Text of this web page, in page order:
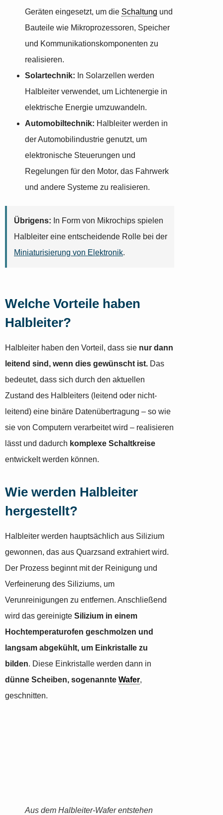
Geräten eingesetzt, um die Schaltung und
Bauteile wie Mikroprozessoren, Speicher
und Kommunikationskomponenten zu
realisieren.
Solartechnik: In Solarzellen werden
Halbleiter verwendet, um Lichtenergie in
elektrische Energie umzuwandeln.
Automobiltechnik: Halbleiter werden in
der Automobilindustrie genutzt, um
elektronische Steuerungen und
Regelungen für den Motor, das Fahrwerk
und andere Systeme zu realisieren.
Übrigens: In Form von Mikrochips spielen
Halbleiter eine entscheidende Rolle bei der
Miniaturisierung von Elektronik.
Welche Vorteile haben
Halbleiter?
Halbleiter haben den Vorteil, dass sie nur dann
leitend sind, wenn dies gewünscht ist. Das
bedeutet, dass sich durch den aktuellen
Zustand des Halbleiters (leitend oder nicht-
leitend) eine binäre Datenübertragung – so wie
sie von Computern verarbeitet wird – realisieren
lässt und dadurch komplexe Schaltkreise
entwickelt werden können.
Wie werden Halbleiter
hergestellt?
Halbleiter werden hauptsächlich aus Silizium
gewonnen, das aus Quarzsand extrahiert wird.
Der Prozess beginnt mit der Reinigung und
Verfeinerung des Siliziums, um
Verunreinigungen zu entfernen. Anschließend
wird das gereinigte Silizium in einem
Hochtemperaturofen geschmolzen und
langsam abgekühlt, um Einkristalle zu
bilden. Diese Einkristalle werden dann in
dünne Scheiben, sogenannte Wafer,
geschnitten.
Aus dem Halbleiter-Wafer entstehen